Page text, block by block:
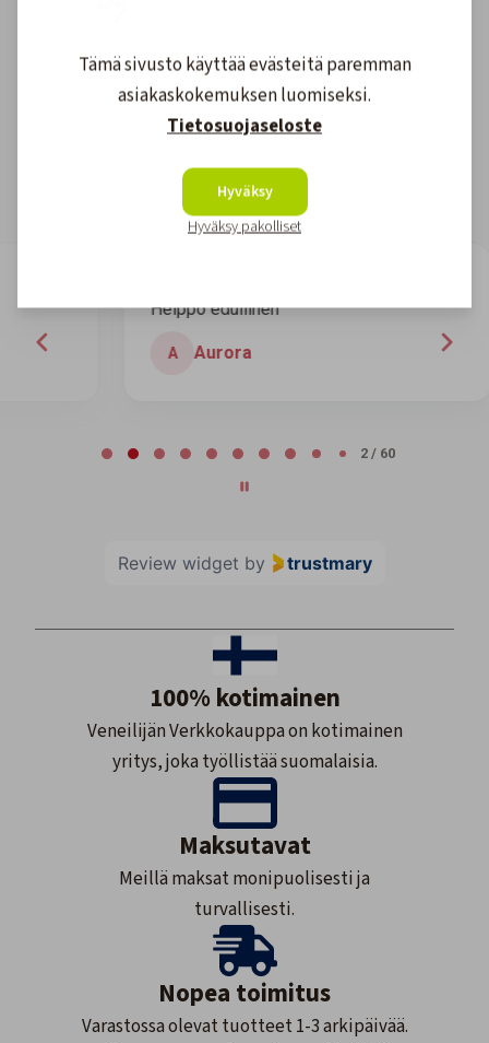
4.6 1608
arvostelut
Helppo edullinen
Aurora
2 / 60
Review widget by trustmary
100% kotimainen
Veneilijän Verkkokauppa on kotimainen
yritys, joka työllistää suomalaisia.
Maksutavat
Meillä maksat monipuolisesti ja
turvallisesti.
Nopea toimitus
Varastossa olevat tuotteet 1-3 arkipäivää.
Tämä sivusto käyttää evästeitä paremman
asiakaskokemuksen luomiseksi.
Tietosuojaseloste
Hyväksy
Hyväksy pakolliset